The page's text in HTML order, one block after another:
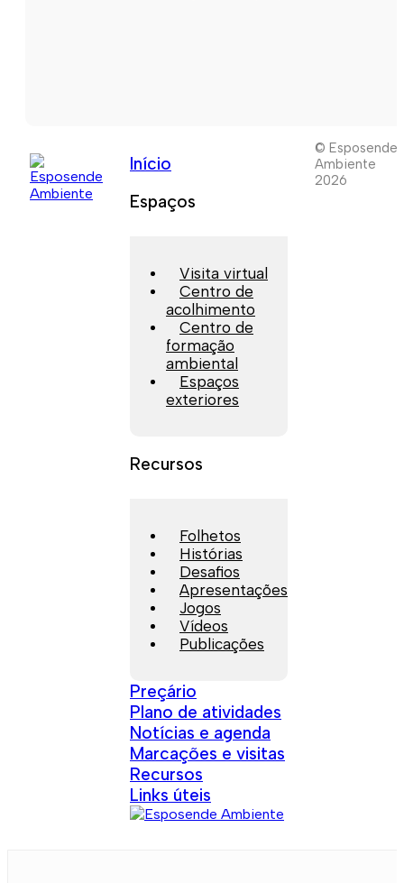
Início
Espaços
Visita virtual
Centro de
acolhimento
Centro de
formação
ambiental
Espaços
exteriores
Recursos
Folhetos
Histórias
Desafios
Apresentações
Jogos
Vídeos
Publicações
Preçário
Plano de atividades
Notícias e agenda
Marcações e visitas
Recursos
Links úteis
© Esposende
Ambiente
2026